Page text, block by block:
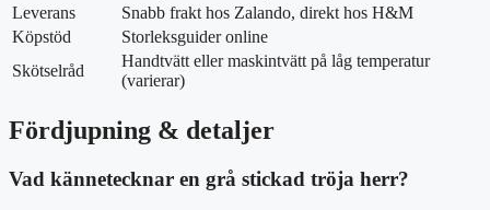
Leverans
Snabb frakt hos Zalando, direkt hos H&M
Köpstöd
Storleksguider online
Skötselråd
Handtvätt eller maskintvätt på låg temperatur
(varierar)
Fördjupning & detaljer
Vad kännetecknar en grå stickad tröja herr?